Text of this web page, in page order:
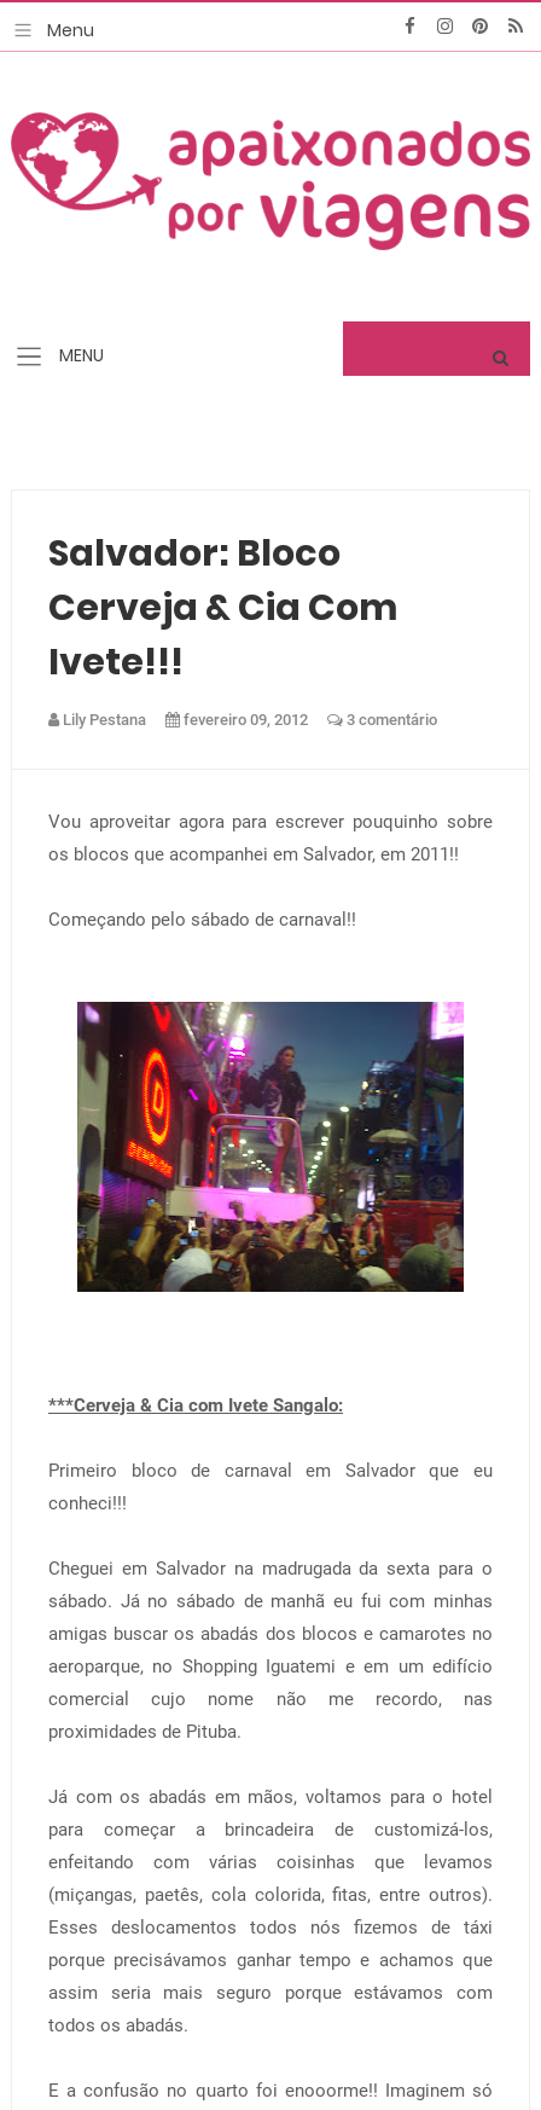
Salvador: Bloco
Cerveja & Cia Com
Ivete!!!
Lily Pestana fevereiro 09, 2012 3 comentário
Vou aproveitar agora para escrever pouquinho sobre
os blocos que acompanhei em Salvador, em 2011!!
Começando pelo sábado de carnaval!!
***Cerveja & Cia com Ivete Sangalo:
Primeiro bloco de carnaval em Salvador que eu
conheci!!!
Cheguei em Salvador na madrugada da sexta para o
sábado. Já no sábado de manhã eu fui com minhas
amigas buscar os abadás dos blocos e camarotes no
aeroparque, no Shopping Iguatemi e em um edifício
comercial cujo nome não me recordo, nas
proximidades de Pituba.
Já com os abadás em mãos, voltamos para o hotel
para começar a brincadeira de customizá-los,
enfeitando com várias coisinhas que levamos
(miçangas, paetês, cola colorida, fitas, entre outros).
Esses deslocamentos todos nós fizemos de táxi
porque precisávamos ganhar tempo e achamos que
assim seria mais seguro porque estávamos com
todos os abadás.
E a confusão no quarto foi enooorme!! Imaginem só